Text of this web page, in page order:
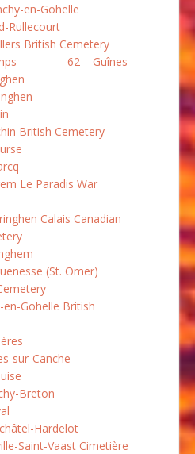
en-Gohelle
Rullecourt
British Cemetery
62 – Guînes
British Cemetery
Le Paradis War
Calais Canadian
(St. Omer)
Gohelle British
sur-Canche
Breton
Hardelot
Saint-Vaast Cimetière